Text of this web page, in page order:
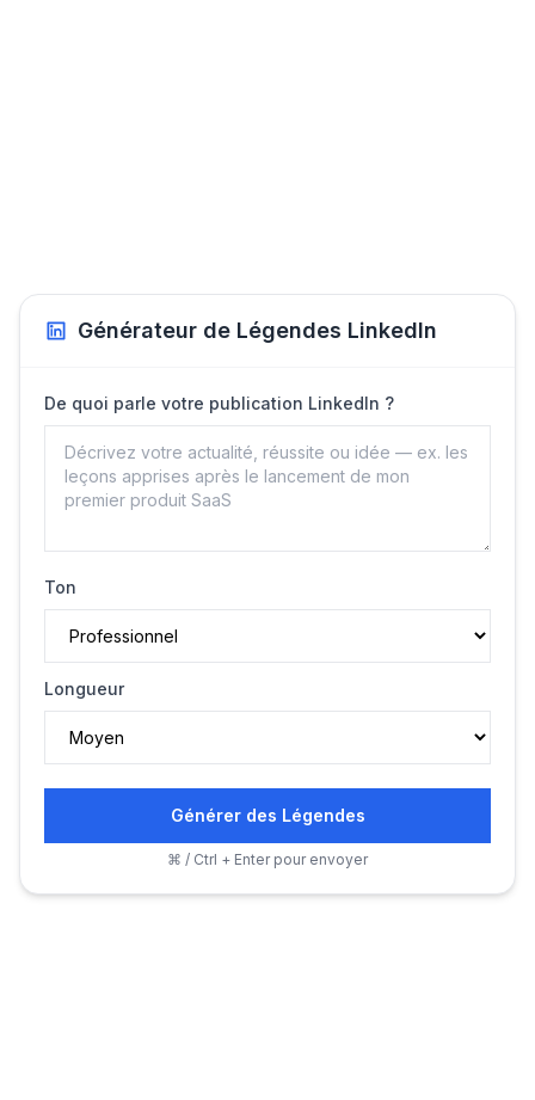
Générateur de Légendes LinkedIn
De quoi parle votre publication LinkedIn ?
Ton
Longueur
Générer des Légendes
⌘ / Ctrl + Enter pour envoyer